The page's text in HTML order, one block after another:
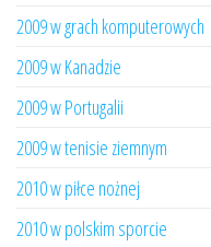
2009 w grach komputerowych
2009 w Kanadzie
2009 w Portugalii
2009 w tenisie ziemnym
2010 w piłce nożnej
2010 w polskim sporcie